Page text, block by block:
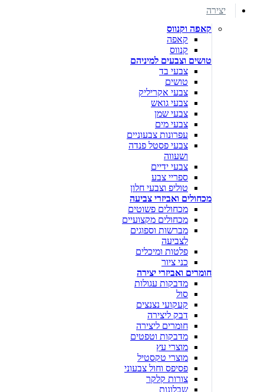
יצירה
קאפה וקנווס
קאפה
קנווס
טושים וצבעים למיניהם
צבעי בד
טושים
צבעי אקריליק
צבעי גואש
צבעי שמן
צבעי מים
עפרונות צבעוניים
צבעי פסטל פנדה
ושעווה
צבעי ידיים
ספריי צבע
טוליפ וצבעי חלון
מכחולים ואביזרי צביעה
מכחולים פשוטים
מכחולים מקצועיים
מברשות וספוגים
לצביעה
פלטות ומיכלים
כני ציור
חומרים ואביזרי יצירה
מדבקות עגולות
סול
קעקועי נצנצים
דבק ליצירה
חומרים ליצירה
מדבקות וטפטים
מוצרי עץ
מוצרי טקסטיל
פסיפס וחול צבעוני
צורות קלקר
שבלונות